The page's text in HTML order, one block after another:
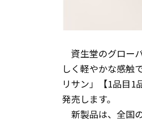
資生堂のグロー
しく軽やかな感触
リサン」【1品目
発売します。
新製品は、全国